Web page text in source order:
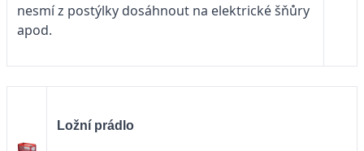
nesmí z postýlky dosáhnout na elektrické šňůry
apod.
Ložní prádlo